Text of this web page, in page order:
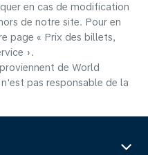
en cas de modification
de notre site. Pour en
page « Prix des billets,
».
de World
pas responsable de la